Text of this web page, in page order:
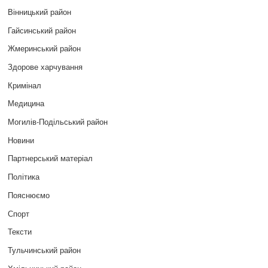
Вінницький район
Гайсинський район
Жмеринський район
Здорове харчування
Кримінал
Медицина
Могилів-Подільський район
Новини
Партнерський матеріал
Політика
Пояснюємо
Спорт
Тексти
Тульчинський район